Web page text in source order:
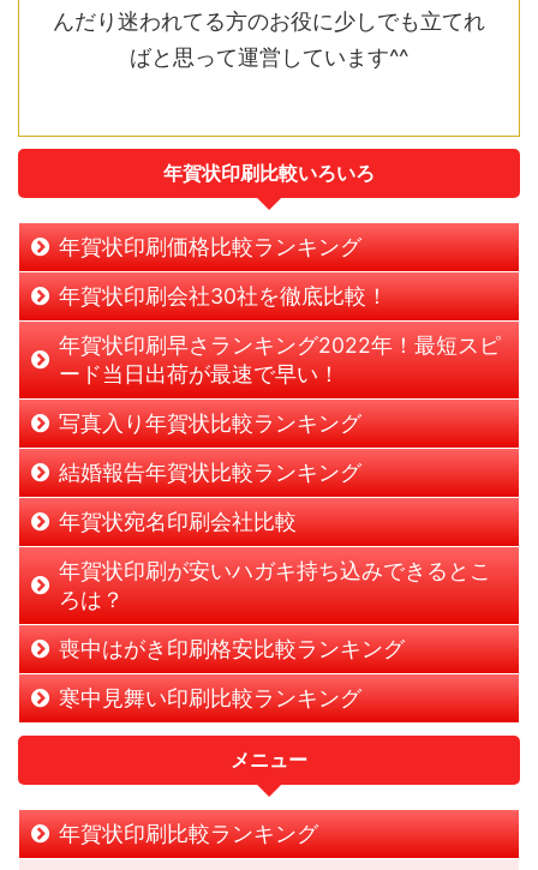
んだり迷われてる方のお役に少しでも立てれ
ばと思って運営しています^^
年賀状印刷比較いろいろ
年賀状印刷価格比較ランキング
年賀状印刷会社30社を徹底比較！
年賀状印刷早さランキング2022年！最短スピ
ード当日出荷が最速で早い！
写真入り年賀状比較ランキング
結婚報告年賀状比較ランキング
年賀状宛名印刷会社比較
年賀状印刷が安いハガキ持ち込みできるとこ
ろは？
喪中はがき印刷格安比較ランキング
寒中見舞い印刷比較ランキング
メニュー
年賀状印刷比較ランキング